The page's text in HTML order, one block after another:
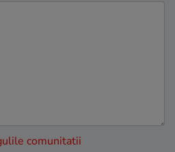
comunitatii